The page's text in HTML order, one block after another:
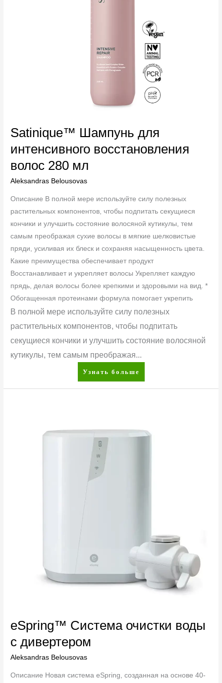
Satinique™ Шампунь для
интенсивного восстановления
волос 280 мл
Aleksandras Belousovas
Описание В полной мере используйте силу полезных
растительных компонентов, чтобы подпитать секущиеся
кончики и улучшить состояние волосяной кутикулы, тем
самым преображая сухие волосы в мягкие шелковистые
пряди, усиливая их блеск и сохраняя насыщенность цвета.
Какие преимущества обеспечивает продукт
Восстанавливает и укрепляет волосы Укрепляет каждую
прядь, делая волосы более крепкими и здоровыми на вид. *
Обогащенная протеинами формула помогает укрепить
В полной мере используйте силу полезных
растительных компонентов, чтобы подпитать
секущиеся кончики и улучшить состояние волосяной
кутикулы, тем самым преображая...
Узнать больше
eSpring™ Система очистки воды
с дивертером
Aleksandras Belousovas
Описание Новая система eSpring, созданная на основе 40-
воды
дивертером